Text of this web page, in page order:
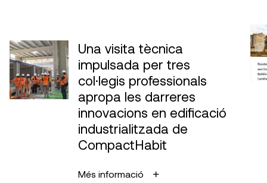
Una visita tècnica
impulsada per tres
col·legis professionals
apropa les darreres
innovacions en edificació
industrialitzada de
CompactHabit
Més informació